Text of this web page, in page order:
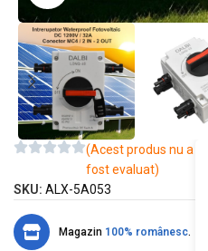
(Acest produs nu a
fost evaluat)
SKU: ALX-5A053
Magazin 100% românesc.